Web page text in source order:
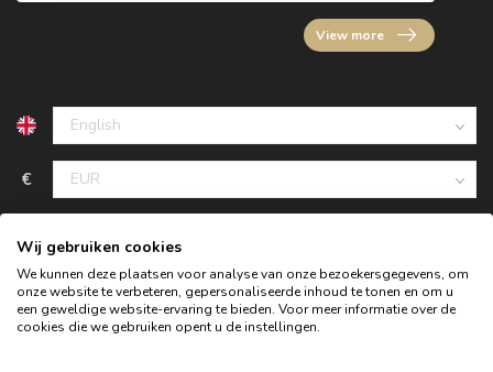
View more
€
Wij gebruiken cookies
We kunnen deze plaatsen voor analyse van onze bezoekersgegevens, om
onze website te verbeteren, gepersonaliseerde inhoud te tonen en om u
een geweldige website-ervaring te bieden. Voor meer informatie over de
cookies die we gebruiken opent u de instellingen.